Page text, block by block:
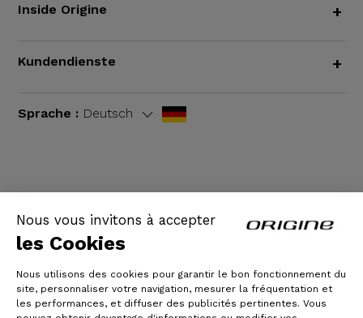
Nous vous invitons à accepter
les Cookies
Nous utilisons des cookies pour garantir le bon fonctionnement du
site, personnaliser votre navigation, mesurer la fréquentation et
les performances, et diffuser des publicités pertinentes. Vous
Inside Origine +
Kundendienste +
Sprache : Deutsch